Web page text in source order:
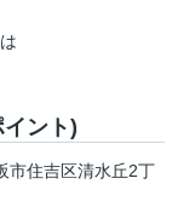
ント)
市住吉区清水丘2丁